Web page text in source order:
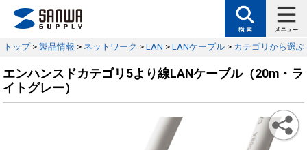
トップ> 製品情報 > ネットワーク > LAN > LANケーブル > カテゴリから選ぶ
エンハンスドカテゴリ5より線LANケーブル（20m・ラ
イトグレー）